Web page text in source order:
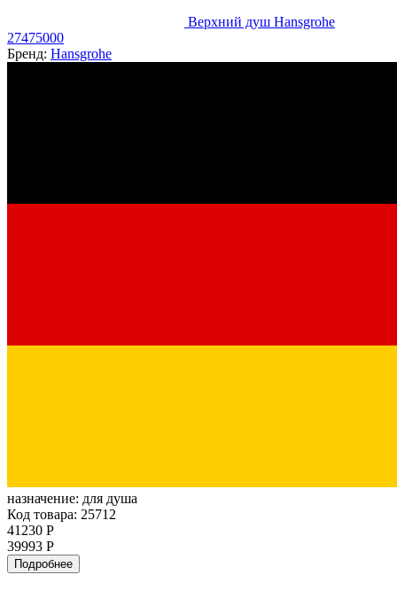
Верхний душ Hansgrohe
27475000
Бренд: Hansgrohe
назначение: для душа
Код товара: 25712
41230 Р
39993 Р
Подробнее